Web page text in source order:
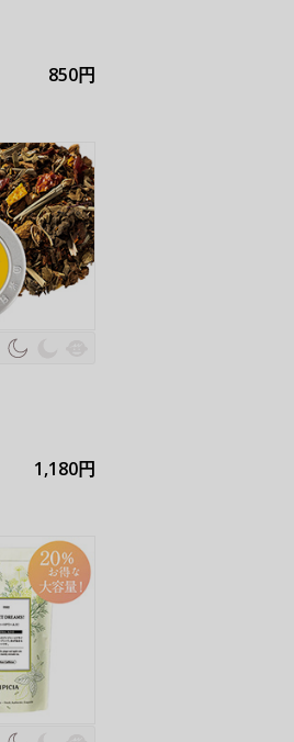
850円
1,180円